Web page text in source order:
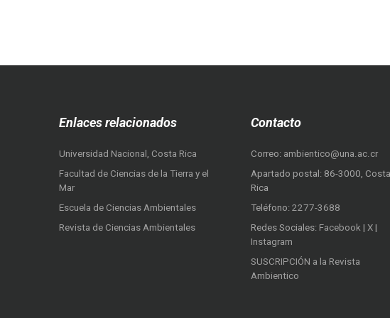
Enlaces relacionados
Universidad Nacional, Costa Rica
Facultad de Ciencias de la Tierra y el
Mar
Escuela de Ciencias Ambientales
Revista de Ciencias Ambientales
Contacto
Correo: ambientico@una.ac.cr
Apartado postal: 86-3000, Costa
Rica
Teléfono: 2277-3688
Redes Sociales: Facebook | X |
Instagram
SUSCRIPCIÓN a la Revista
Ambientico